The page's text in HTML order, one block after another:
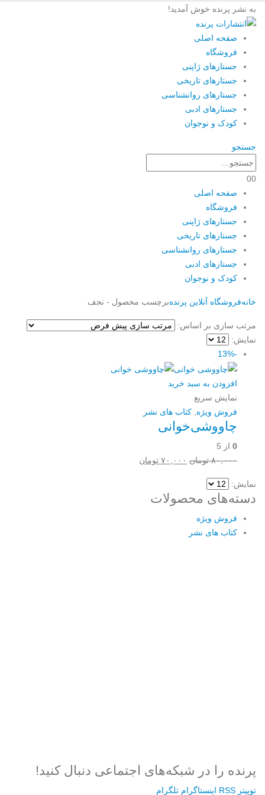
به نشر پرنده خوش آمدید!
صفحه اصلی
فروشگاه
جستارهای ژاپنی
جستارهای تاریخی
جستارهای روانشناسی
جستارهای ادبی
کودک و نوجوان
جستجو
00
صفحه اصلی
فروشگاه
جستارهای ژاپنی
جستارهای تاریخی
جستارهای روانشناسی
جستارهای ادبی
کودک و نوجوان
خانهفروشگاه آنلاین پرندهبرچسب محصول - نجف
مرتب سازی بر اساس:
نمایش:
-13%
افزودن به سبد خرید
نمایش سریع
فروش ویژه کتاب های نشر
چاووشی‌خوانی
0 از 5
۸۰,۰۰۰ تومان قیمت
بود.
۷۰,۰۰۰ تومان
نمایش:
دسته‌های محصولات
فروش ویژه
کتاب های نشر
پرنده را در شبکه‌های اجتماعی دنبال کنید!
توییتر RSS اینستاگرام تلگرام